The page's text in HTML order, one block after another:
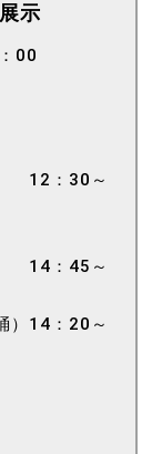
示
00
12：30～
14：45～
）14：20～